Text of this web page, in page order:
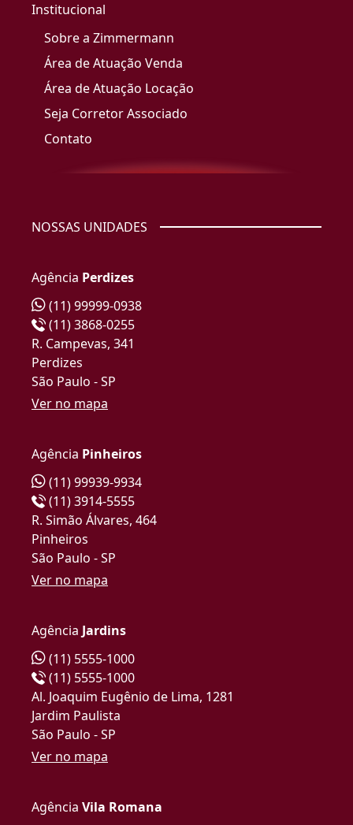
Institucional
Sobre a Zimmermann
Área de Atuação Venda
Área de Atuação Locação
Seja Corretor Associado
Contato
NOSSAS UNIDADES
Agência Perdizes
(11) 99999-0938
(11) 3868-0255
R. Campevas, 341
Perdizes
São Paulo - SP
Ver no mapa
Agência Pinheiros
(11) 99939-9934
(11) 3914-5555
R. Simão Álvares, 464
Pinheiros
São Paulo - SP
Ver no mapa
Agência Jardins
(11) 5555-1000
(11) 5555-1000
Al. Joaquim Eugênio de Lima, 1281
Jardim Paulista
São Paulo - SP
Ver no mapa
Agência Vila Romana